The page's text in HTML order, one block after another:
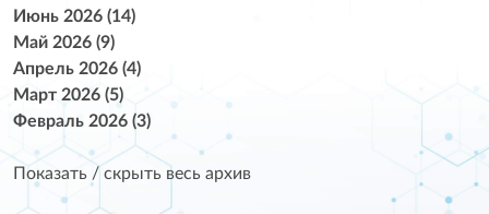
Июнь 2026 (14)
Май 2026 (9)
Апрель 2026 (4)
Март 2026 (5)
Февраль 2026 (3)
Показать / скрыть весь архив